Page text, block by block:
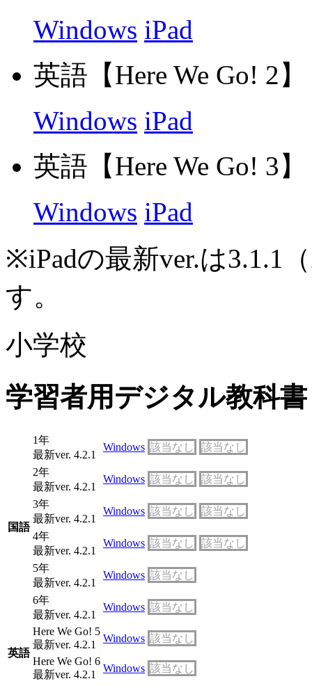
Windows iPad
英語【Here We Go! 2
Windows iPad
英語【Here We Go! 3
Windows iPad
※iPadの最新ver.は3.1.1
す。
小学校
学習者用デジタル教科
国語
1年
最新ver. 4.2.1
Windows 該当なし 該当なし
2年
最新ver. 4.2.1
Windows 該当なし 該当なし
3年
最新ver. 4.2.1
Windows 該当なし 該当なし
4年
最新ver. 4.2.1
Windows 該当なし 該当なし
5年
最新ver. 4.2.1
Windows 該当なし
6年
最新ver. 4.2.1
Windows 該当なし
英語
Here We Go! 5
最新ver. 4.2.1
Windows 該当なし
Here We Go! 6
最新ver. 4.2.1
Windows 該当なし